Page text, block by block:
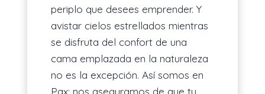
periplo que desees emprender. Y
avistar cielos estrellados mientras
se disfruta del confort de una
cama emplazada en la naturaleza
no es la excepción. Así somos en
Pax: nos aseguramos de que tu